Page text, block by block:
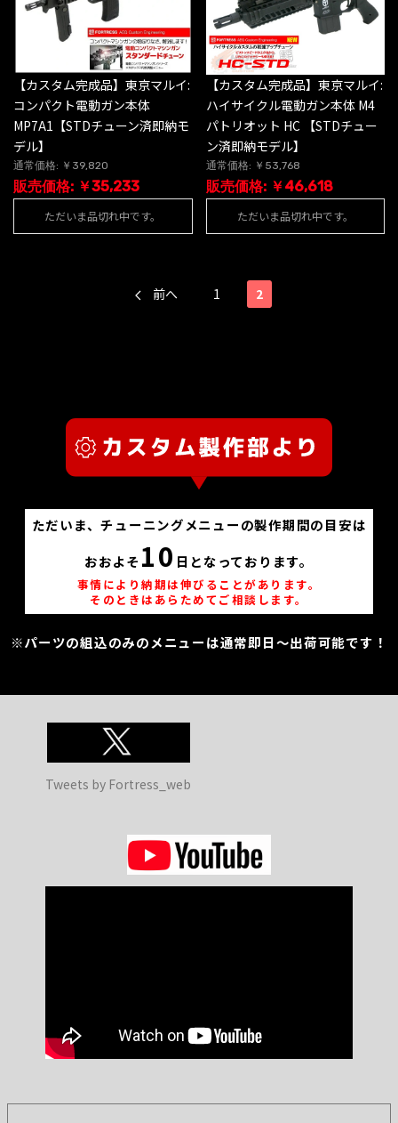
【カスタム完成品】東京マルイ:
コンパクト電動ガン本体
MP7A1【STDチューン済即納モ
デル】
通常価格: ￥39,820
販売価格: ￥35,233
ただいま品切れ中です。
【カスタム完成品】東京マルイ:
ハイサイクル電動ガン本体 M4
パトリオット HC 【STDチュー
ン済即納モデル】
通常価格: ￥53,768
販売価格: ￥46,618
ただいま品切れ中です。
前へ 1 2
ただいま、チューニングメニューの製作期間の目安は
おおよそ 10 日となっております。
事情により納期は伸びることがあります。
そのときはあらためてご相談します。
※パーツの組込のみのメニューは通常即日～出荷可能です！
Tweets by Fortress_web